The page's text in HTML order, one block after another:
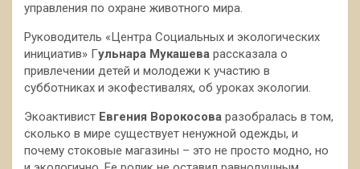
управления по охране животного мира.
Руководитель «Центра Социальных и экологических
инициатив» Гульнара Мукашева рассказала о
привлечении детей и молодежи к участию в
субботниках и экофестивалях, об уроках экологии.
Экоактивист Евгения Ворокосова разобралась в том,
сколько в мире существует ненужной одежды, и
почему стоковые магазины – это не просто модно, но